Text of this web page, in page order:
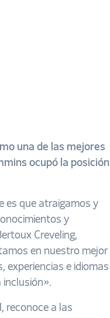
una de las mejores
ocupó la posición
es que atraigamos y
y
Creveling,
en nuestro mejor
experiencias e idiomas
inclusión».
reconoce a las